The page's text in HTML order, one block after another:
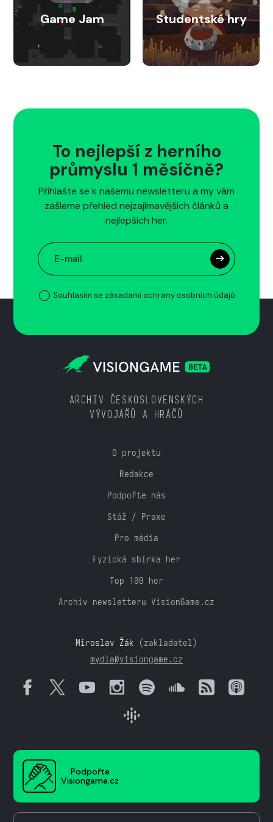
Game Jam Studentské hry
To nejlepší z herního
průmyslu 1 měsíčně?
Přihlašte se k našemu newsletteru a my vám
zašleme přehled nejzajímavějších článků a
nejlepších her.
Souhlasím se zásadami ochrany osobních údajů
ARCHIV ČESKOSLOVENSKÝCH
VÝVOJÁŘŮ A HRÁČŮ
O projektu
Redakce
Podpořte nás
Stáž / Praxe
Pro média
Fyzická sbírka her
Top 100 her
Archiv newsletteru VisionGame.cz
Miroslav Žák (zakladatel)
mydla@visiongame.cz
Podpořte
Visiongame.cz